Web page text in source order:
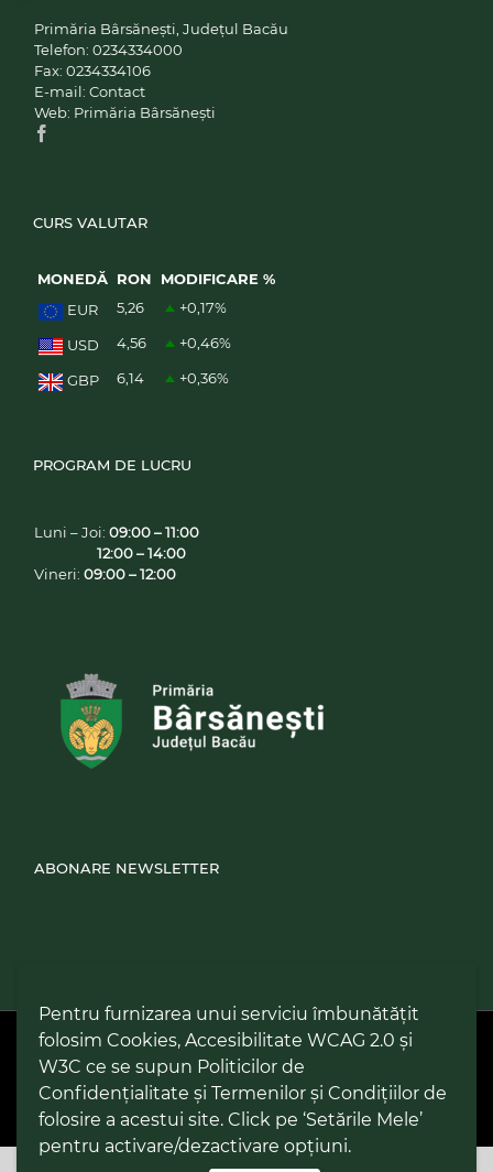
Pentru furnizarea unui serviciu îmbunătățit
folosim Cookies, Accesibilitate WCAG 2.0 și
W3C ce se supun Politicilor de
Confidențialitate și Termenilor și Condițiilor de
folosire a acestui site. Click pe ‘Setările Mele’
pentru activare/dezactivare opțiuni.
Primăria Bârsănești, Județul Bacău
Telefon: 0234334000
Fax: 0234334106
E-mail: Contact
Web: Primăria Bârsănești
CURS VALUTAR
MONEDĂ RON
MODIFICARE %
EUR
5,26 +0,17%
USD 4,56 +0,46%
GBP 6,14 +0,36%
PROGRAM DE LUCRU
Luni – Joi: 09:00 – 11:00
12:00 – 14:00
Vineri: 09:00 – 12:00
ABONARE NEWSLETTER
PPW @2026 |Hartă Website|Setări Cookies și Accesibilitate
Politică de utilizare Cookies|Politică de confidențialitate site
Termeni și condiții de utilizare a site-ului